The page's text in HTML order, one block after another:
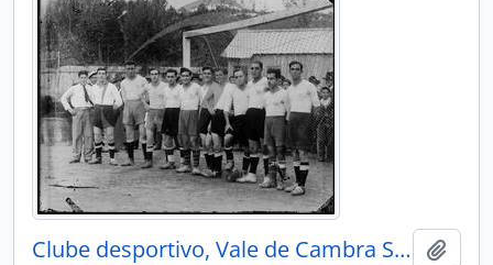
Clube desportivo, Vale de Cambra Sport Club